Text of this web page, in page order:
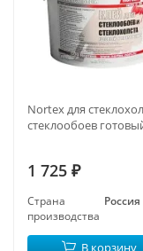
Nortex для
стеклообоев
1 725 ₽
Страна
производства
Россия
В корзину